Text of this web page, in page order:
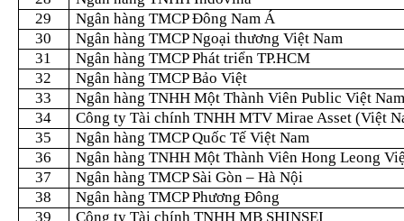
29
Ngân hàng TMCP Đông Nam Á
30
Ngân hàng TMCP Ngoại thương Việt Nam
31
Ngân hàng TMCP Phát triển TP.HCM
32
Ngân hàng TMCP Bảo Việt
33
Ngân hàng TNHH Một Thành Viên Public Việt Nam
34
Công ty Tài chính TNHH MTV Mirae Asset (Việt
35
Ngân hàng TMCP Quốc Tế Việt Nam
36
Ngân hàng TNHH Một Thành Viên Hong Leong
37
Ngân hàng TMCP Sài Gòn – Hà Nội
38
Ngân hàng TMCP Phương Đông
39
Công ty Tài chính TNHH MB SHINSEI